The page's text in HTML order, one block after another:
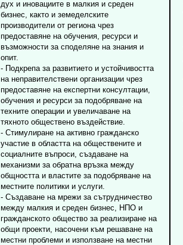
дух и иновациите в малкия и среден
бизнес, както и земеделските
производители от региона чрез
предоставяне на обучения, ресурси и
възможности за споделяне на знания и
опит.
- Подкрепа за развитието и устойчивостта
на неправителствени организации чрез
предоставяне на експертни консултации,
обучения и ресурси за подобряване на
техните операции и увеличаване на
тяхното обществено въздействие.
- Стимулиране на активно гражданско
участие в областта на обществените и
социалните въпроси, създаване на
механизми за обратна връзка между
общността и властите за подобряване на
местните политики и услуги.
- Създаване на мрежи за сътрудничество
между малкия и среден бизнес, НПО и
гражданското общество за реализиране на
общи проекти, насочени към решаване на
местни проблеми и използване на местни